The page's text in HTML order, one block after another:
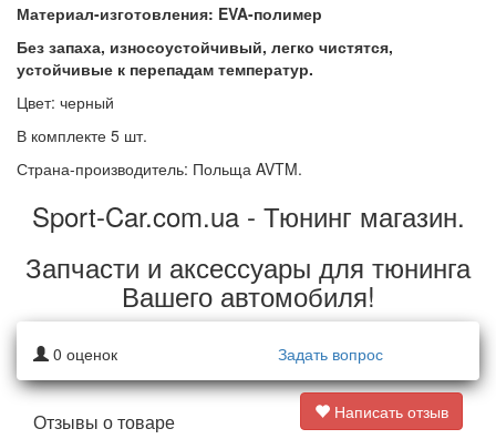
Материал-изготовления: EVA-полимер
Без запаха, износоустойчивый, легко чистятся,
устойчивые к перепадам температур.
Цвет: черный
В комплекте 5 шт.
Страна-производитель: Польща AVTM.
Sport-Car.com.ua - Тюнинг магазин.
Запчасти и аксессуары для тюнинга
Вашего автомобиля!
0 оценок Задать вопрос
Отзывы о товаре
Написать отзыв